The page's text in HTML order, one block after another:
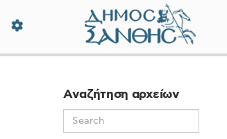
Δήμος Ξάνθης -
Αναζήτηση αρχείων